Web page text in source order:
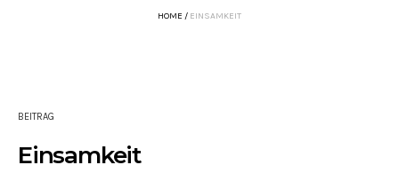
HOME / EINSAMKEIT
BEITRAG
Einsamkeit